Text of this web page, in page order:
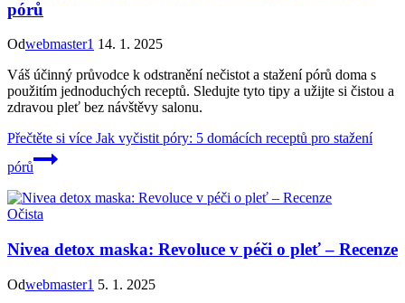
pórů
Odwebmaster1 14. 1. 2025
Váš účinný průvodce k odstranění nečistot a stažení pórů doma s
použitím jednoduchých receptů. Sledujte tyto tipy a užijte si čistou a
zdravou pleť bez návštěvy salonu.
Přečtěte si více Jak vyčistit póry: 5 domácích receptů pro stažení
pórů
Očista
Nivea detox maska: Revoluce v péči o pleť – Recenze
Odwebmaster1 5. 1. 2025